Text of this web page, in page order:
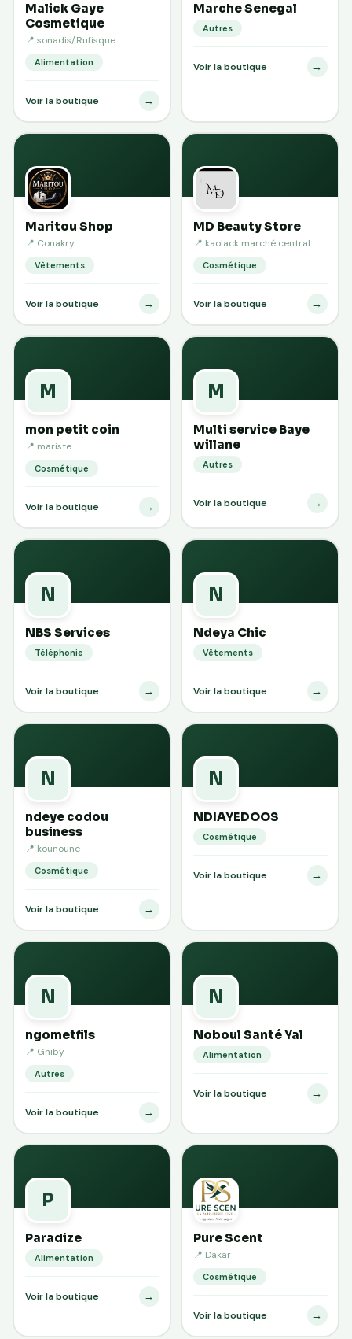
Malick Gaye
Cosmetique
📍 sonadis/Rufisque
Alimentation
Voir la boutique →
Marche Senegal
Autres
Voir la boutique →
Maritou Shop
📍 Conakry
Vêtements
Voir la boutique →
MD Beauty Store
📍 kaolack marché central
Cosmétique
Voir la boutique →
M
mon petit coin
📍 mariste
Cosmétique
Voir la boutique →
M
Multi service Baye
willane
Autres
Voir la boutique →
N
NBS Services
Téléphonie
Voir la boutique →
N
Ndeya Chic
Vêtements
Voir la boutique →
N
ndeye codou
business
📍 kounoune
Cosmétique
Voir la boutique →
N
NDIAYEDOOS
Cosmétique
Voir la boutique →
N
ngometfils
📍 Gniby
Autres
Voir la boutique →
N
Noboul Santé Yal
Alimentation
Voir la boutique →
P
Paradize
Alimentation
Voir la boutique →
Pure Scent
📍 Dakar
Cosmétique
Voir la boutique →